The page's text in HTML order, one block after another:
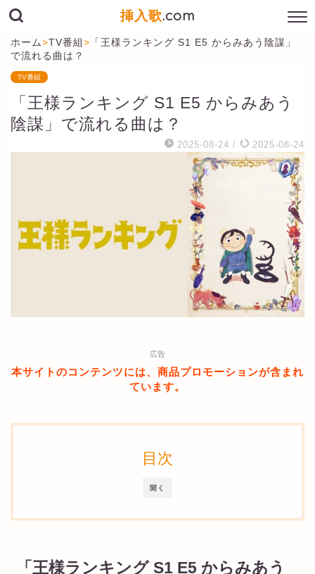
挿入歌.com
ホーム>TV番組> 「王様ランキング S1 E5 からみあう陰謀」
で流れる曲は？
TV番組
「王様ランキング S1 E5 からみあう
陰謀」で流れる曲は？
2025-08-24 / 2025-08-24
広告
本サイトのコンテンツには、商品プロモーションが含まれ
ています。
開く
目次
「王様ランキング S1 E5 からみあう